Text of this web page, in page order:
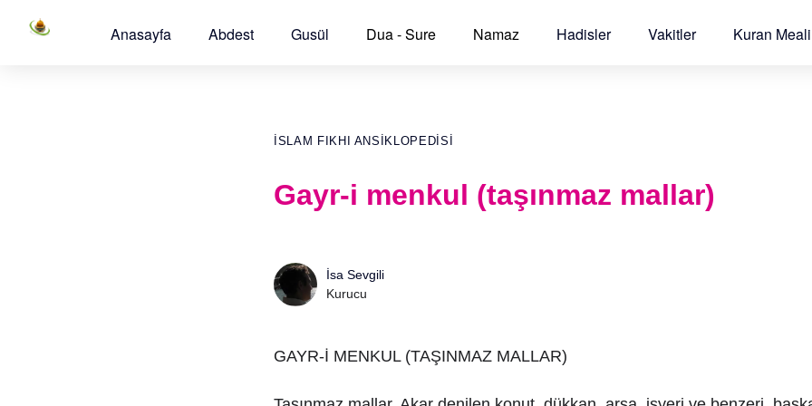
Anasayfa Abdest Gusül Dua - Sure Namaz Hadisler Vakitler Kuran Meali
İSLAM FIKHI ANSIKLOPEDISI
Gayr-i menkul (taşınmaz mallar)
İsa Sevgili
Kurucu
GAYR-İ MENKUL (TAŞINMAZ MALLAR)